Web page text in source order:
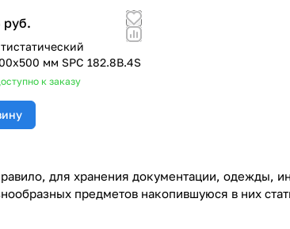
руб.
мм SPC 182.8B.4S
к заказу
для хранения документации, одежды,
предметов накопившуюся в них